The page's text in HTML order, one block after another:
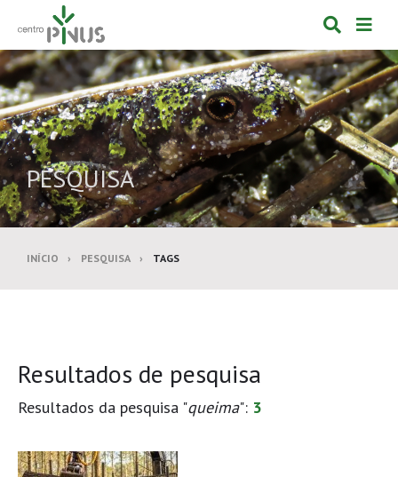
Alternar
de
de
PESQUISA
INÍCIO PESQUISA TAGS
Resultados de pesquisa
Resultados da pesquisa "queima": 3